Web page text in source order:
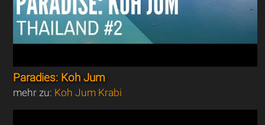
Paradies: Koh Jum
mehr zu: Koh Jum Krabi